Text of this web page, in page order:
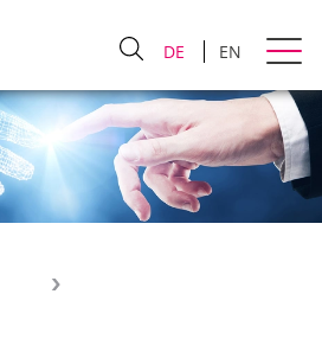
DE EN